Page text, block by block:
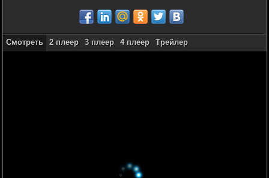
Смотреть 2 плеер 3 плеер 4 плеер Трейлер